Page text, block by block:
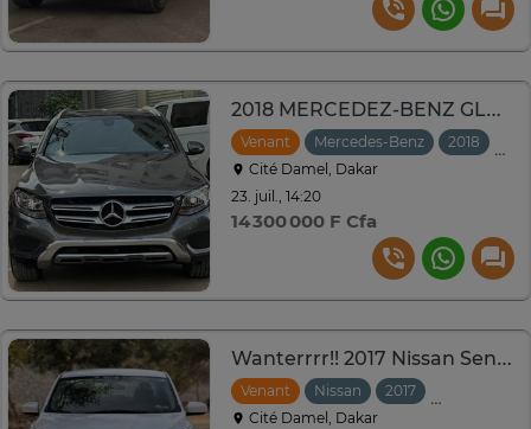
2018 MERCEDEZ-BENZ GLC 300 VENANT
Venant Mercedes-Benz 2018
Cité Damel, Dakar
23. juil., 14:20
14 300 000 F Cfa
Wanterrrr!! 2017 Nissan Sentra
Venant Nissan 2017
Cité Damel, Dakar